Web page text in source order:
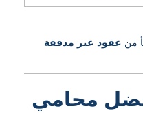
من عقود غير مدققة
محامي